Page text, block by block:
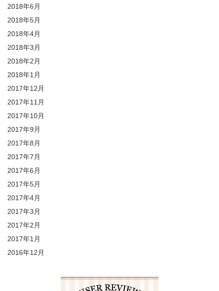
2018年6月
2018年5月
2018年4月
2018年3月
2018年2月
2018年1月
2017年12月
2017年11月
2017年10月
2017年9月
2017年8月
2017年7月
2017年6月
2017年5月
2017年4月
2017年3月
2017年2月
2017年1月
2016年12月